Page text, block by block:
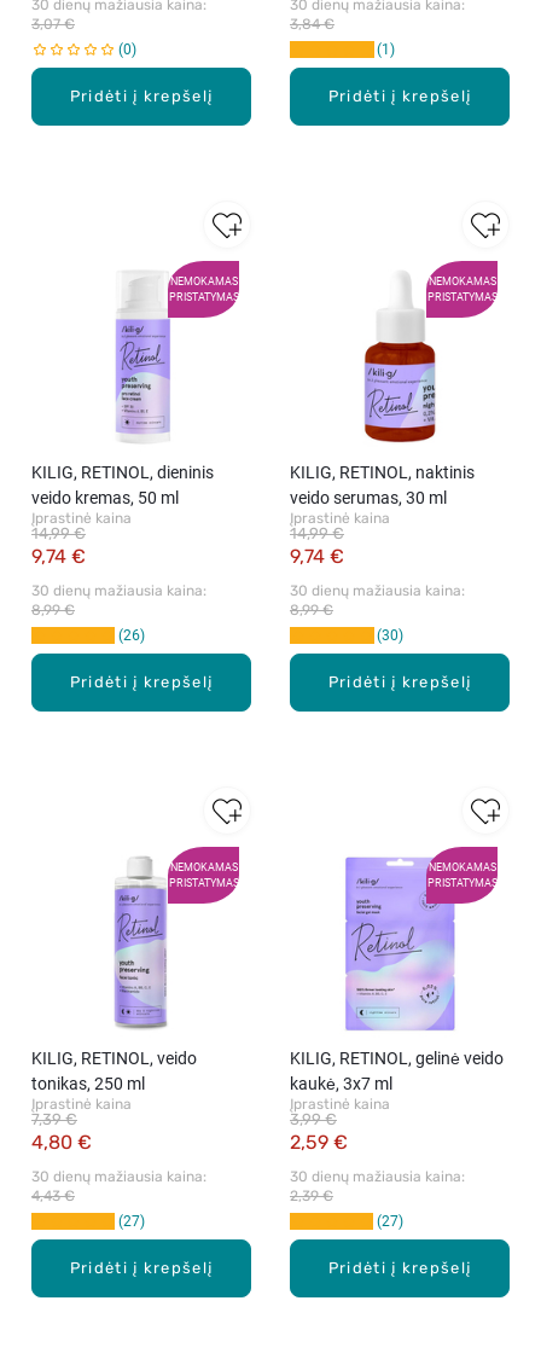
Pridėti į krepšelį
30 dienų mažiausia kaina:
3,07 €
0
Pridėti į krepšelį
30 dienų mažiausia kaina:
3,84 €
1
NEMOKAMAS
PRISTATYMAS
Pridėti į krepšelį
KILIG, RETINOL, dieninis
veido kremas, 50 ml
Įprastinė kaina
9,74 €
14,99 €
30 dienų mažiausia kaina:
8,99 €
26
NEMOKAMAS
PRISTATYMAS
Pridėti į krepšelį
KILIG, RETINOL, naktinis
veido serumas, 30 ml
Įprastinė kaina
9,74 €
14,99 €
30 dienų mažiausia kaina:
8,99 €
30
NEMOKAMAS
PRISTATYMAS
Pridėti į krepšelį
KILIG, RETINOL, veido
tonikas, 250 ml
Įprastinė kaina
4,80 €
7,39 €
30 dienų mažiausia kaina:
4,43 €
27
NEMOKAMAS
PRISTATYMAS
Pridėti į krepšelį
KILIG, RETINOL, gelinė veido
kaukė, 3x7 ml
Įprastinė kaina
2,59 €
3,99 €
30 dienų mažiausia kaina:
2,39 €
27